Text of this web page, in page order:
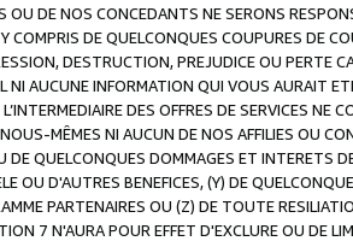
DE NOS CONCEDANTS NE SERONS
COMPRIS DE QUELCONQUES COUPURES DE
DESTRUCTION, PREJUDICE OU PERTE
AUCUNE INFORMATION QUI VOUS AURAIT
DES OFFRES DE SERVICES
MÊMES NI AUCUN DE NOS AFFILIES OU
QUELCONQUES DOMMAGES ET INTERETS
OU D'AUTRES BENEFICES, (Y) DE
PARTENAIRES OU (Z) DE TOUTE
7 N'AURA POUR EFFET D'EXCLURE OU DE